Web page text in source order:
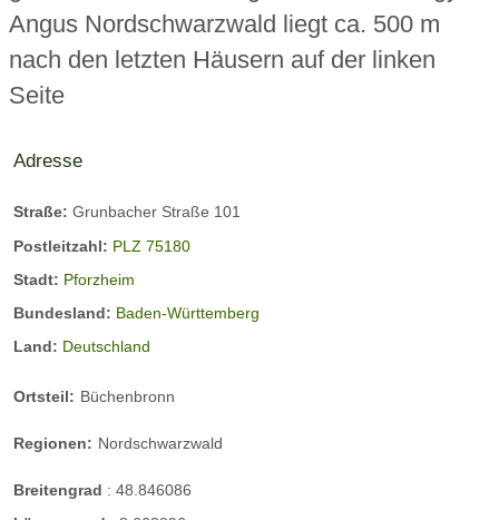
Angus Nordschwarzwald liegt ca. 500 m
nach den letzten Häusern auf der linken
Seite
Adresse
Straße: Grunbacher Straße 101
Postleitzahl: PLZ 75180
Stadt: Pforzheim
Bundesland: Baden-Württemberg
Land: Deutschland
Ortsteil: Büchenbronn
Regionen: Nordschwarzwald
Breitengrad : 48.846086